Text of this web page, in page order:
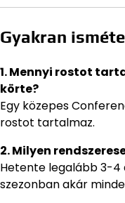
Gyakran
1. Mennyi rostot
körte?
Egy közepes
rostot tartalmaz.
2. Milyen
Hetente legalább 3-4
szezonban akár